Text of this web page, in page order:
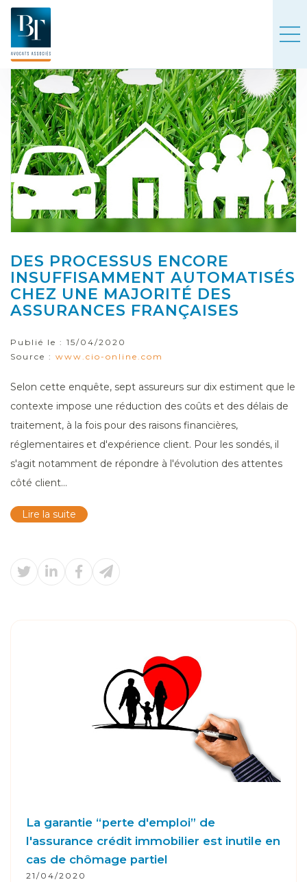
DES PROCESSUS ENCORE
INSUFFISAMMENT AUTOMATISÉS
CHEZ UNE MAJORITÉ DES
ASSURANCES FRANÇAISES
Publié le : 15/04/2020
Source : www.cio-online.com
Selon cette enquête, sept assureurs sur dix estiment que le
contexte impose une réduction des coûts et des délais de
traitement, à la fois pour des raisons financières,
réglementaires et d'expérience client. Pour les sondés, il
s'agit notamment de répondre à l'évolution des attentes
côté client...
Lire la suite
La garantie “perte d'emploi” de
l'assurance crédit immobilier est inutile en
cas de chômage partiel
21/04/2020